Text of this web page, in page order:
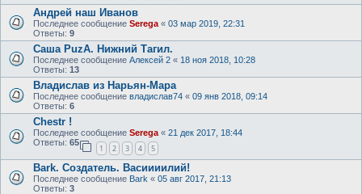
Андрей наш Иванов
Последнее сообщение Serega « 03 мар 2019, 22:31
Ответы: 9
Саша PuzA. Нижний Тагил.
Последнее сообщение Алексей 2 « 18 ноя 2018, 10:28
Ответы: 13
Владислав из Нарьян-Мара
Последнее сообщение владислав74 « 09 янв 2018, 09:14
Ответы: 6
Chestr !
Последнее сообщение Serega « 21 дек 2017, 18:44
Ответы: 65
1 2 3 4 5
Bark. Создатель. Васиииилий!
Последнее сообщение Bark « 05 авг 2017, 21:13
Ответы: 3